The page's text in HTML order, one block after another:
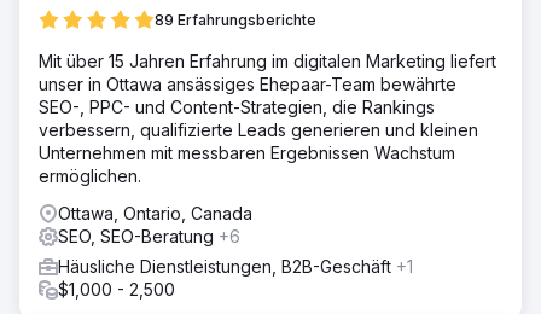
89 Erfahrungsberichte
Mit über 15 Jahren Erfahrung im digitalen Marketing liefert
unser in Ottawa ansässiges Ehepaar-Team bewährte
SEO-, PPC- und Content-Strategien, die Rankings
verbessern, qualifizierte Leads generieren und kleinen
Unternehmen mit messbaren Ergebnissen Wachstum
ermöglichen.
Ottawa, Ontario, Canada
SEO, SEO-Beratung +6
Häusliche Dienstleistungen, B2B-Geschäft +1
$1,000 - 2,500